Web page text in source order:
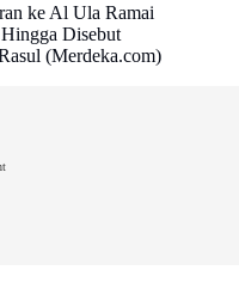
ke Al Ula Ramai
Disebut
(Merdeka.com)